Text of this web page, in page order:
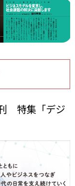
特集「デジ